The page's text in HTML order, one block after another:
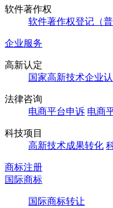
软件著作权
软件著作权登记（普
企业服务
高新认定
国家高新技术企业
法律咨询
电商平台申诉 电商
科技项目
高新技术成果转化
商标注册
国际商标
国际商标转让